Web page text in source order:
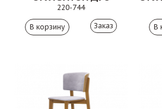
220-744
Заказ